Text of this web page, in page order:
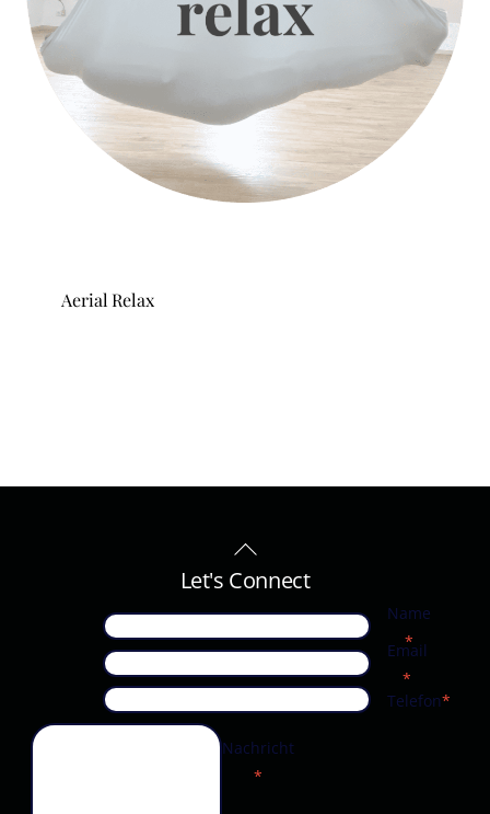
Aerial Relax
Back
To
Let's Connect
Name
*
Email
*
Telefon*
Nachricht
*